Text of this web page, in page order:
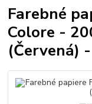
Farebné
Colore -
(Červená)